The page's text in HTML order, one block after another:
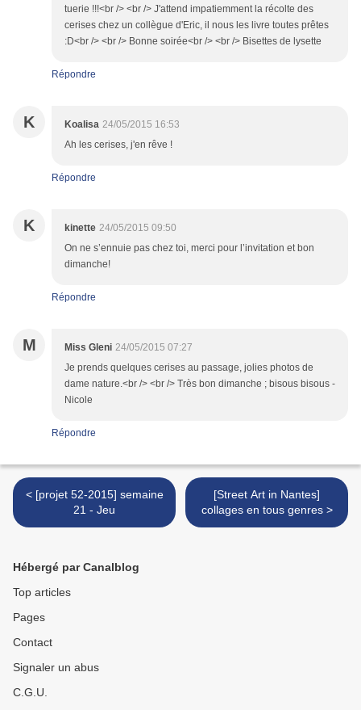
tuerie !!!<br /> <br /> J'attend impatiemment la récolte des
cerises chez un collègue d'Eric, il nous les livre toutes prêtes
:D<br /> <br /> Bonne soirée<br /> <br /> Bisettes de lysette
Répondre
K Koalisa 24/05/2015 16:53
Ah les cerises, j'en rêve !
Répondre
K kinette 24/05/2015 09:50
On ne s’ennuie pas chez toi, merci pour l’invitation et bon
dimanche!
Répondre
M Miss Gleni 24/05/2015 07:27
Je prends quelques cerises au passage, jolies photos de
dame nature.<br /> <br /> Très bon dimanche ; bisous bisous -
Nicole
Répondre
< [projet 52-2015] semaine
21 - Jeu
[Street Art in Nantes]
collages en tous genres >
Hébergé par Canalblog
Top articles
Pages
Contact
Signaler un abus
C.G.U.